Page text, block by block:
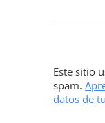
Este sitio
spam.
datos de